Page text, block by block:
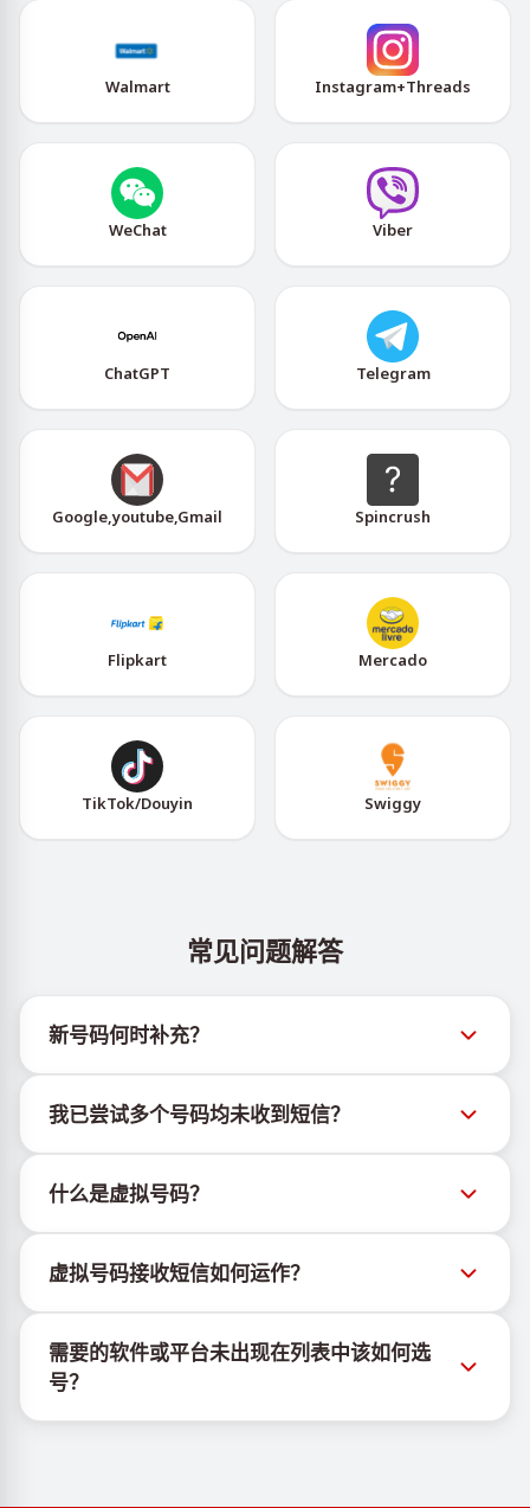
Walmart Instagram+Threads
WeChat Viber
ChatGPT Telegram
Google,youtube,Gmail Spincrush
Flipkart Mercado
TikTok/Douyin Swiggy
常见问题解答
新号码何时补充？
人 @TigerSMSofficial_bot 查看。该频道会及时更新，
帮助用户获取最新号码库存。
我已尝试多个号码均未收到短信？
率。各服务平台的算法可能因多种原因拦截临时号码的
短信。为提高成功率，请尝试以下方法：
持续更换新号码尝试
登出设备上该服务的其他活跃账户
什么是虚拟号码？
或设备，也不受固定地理位置限制。其主要功能是接收
短信，包括OTP和激活码。
虚拟号码接收短信如何运作？
我们使用自有基础设施管理SIM卡，并结合定制软件为
客户分配手机号以接收短信。
需要的软件或平台未出现在列表中该如何选
号？